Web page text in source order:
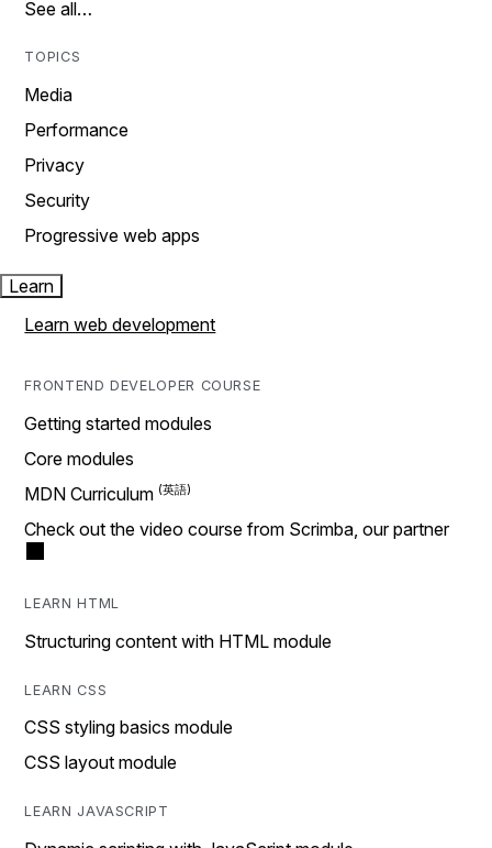
See all…
TOPICS
Media
Performance
Privacy
Security
Progressive web apps
Learn
Learn web development
FRONTEND DEVELOPER COURSE
Getting started modules
Core modules
MDN Curriculum
Check out the video course from Scrimba, our partner
LEARN HTML
Structuring content with HTML module
LEARN CSS
CSS styling basics module
CSS layout module
LEARN JAVASCRIPT